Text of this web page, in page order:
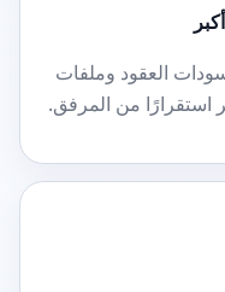
العقود وملفات
استقرارًا من المرفق.